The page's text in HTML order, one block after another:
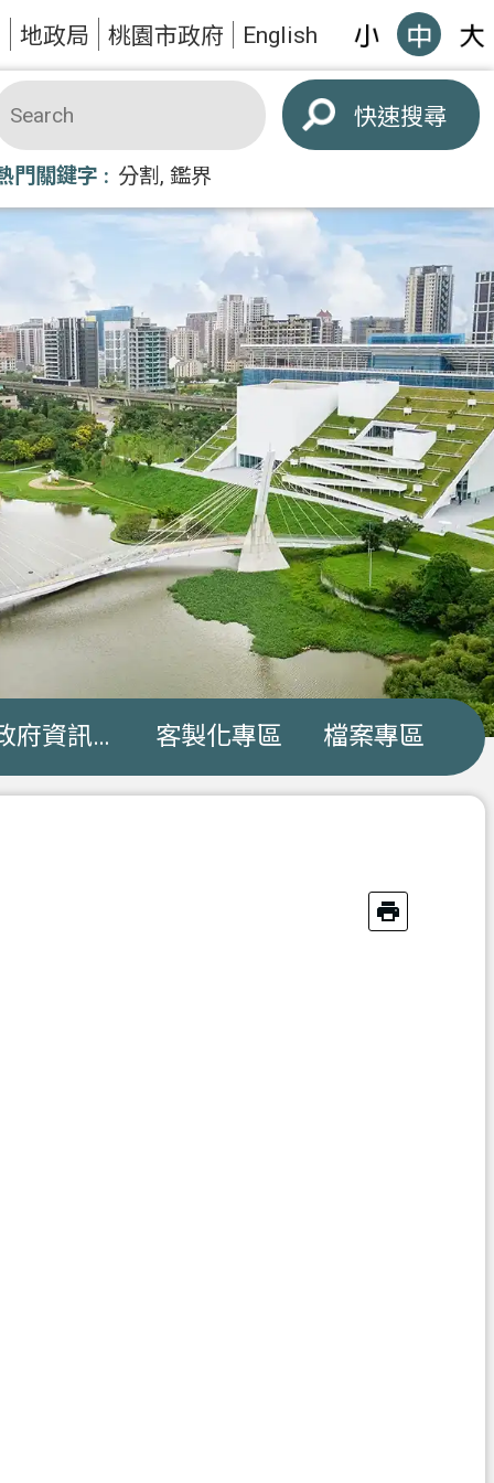
地政局 桃園市政府 English
搜尋
門關鍵字 分割 鑑界
政府資訊公開 客製化專區 檔案專區